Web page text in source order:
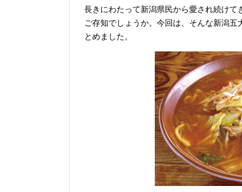
長きにわたって新潟県民から愛され続け
ご存知でしょうか。今回は、そんな新潟
とめました。